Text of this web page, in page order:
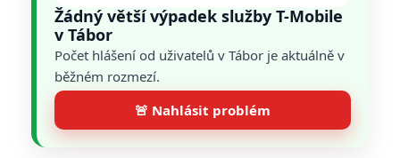
Žádný větší výpadek služby T-Mobile
v Tábor
Počet hlášení od uživatelů v Tábor je aktuálně v
běžném rozmezí.
🚨 Nahlásit problém